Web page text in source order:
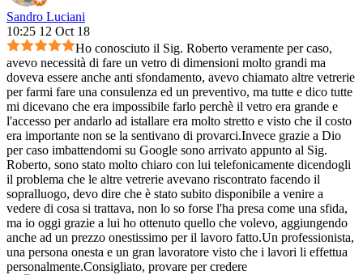
Sandro Luciani
10:25 12 Oct 18
Ho conosciuto il Sig. Roberto veramente per caso,
avevo necessità di fare un vetro di dimensioni molto grandi ma
doveva essere anche anti sfondamento, avevo chiamato altre vetrerie
per farmi fare una consulenza ed un preventivo, ma tutte e dico tutte
mi dicevano che era impossibile farlo perchè il vetro era grande e
l'accesso per andarlo ad istallare era molto stretto e visto che il costo
era importante non se la sentivano di provarci.Invece grazie a Dio
per caso imbattendomi su Google sono arrivato appunto al Sig.
Roberto, sono stato molto chiaro con lui telefonicamente dicendogli
il problema che le altre vetrerie avevano riscontrato facendo il
sopralluogo, devo dire che è stato subito disponibile a venire a
vedere di cosa si trattava, non lo so forse l'ha presa come una sfida,
ma io oggi grazie a lui ho ottenuto quello che volevo, aggiungendo
anche ad un prezzo onestissimo per il lavoro fatto.Un professionista,
una persona onesta e un gran lavoratore visto che i lavori li effettua
personalmente.Consigliato, provare per credere